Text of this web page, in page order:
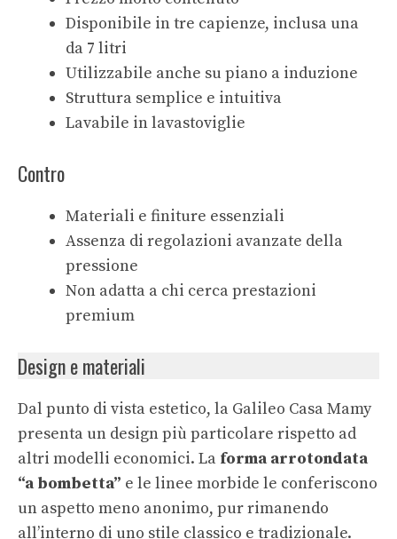
Disponibile in tre capienze, inclusa una
da 7 litri
Utilizzabile anche su piano a induzione
Struttura semplice e intuitiva
Lavabile in lavastoviglie
Contro
Materiali e finiture essenziali
Assenza di regolazioni avanzate della
pressione
Non adatta a chi cerca prestazioni
premium
Design e materiali
Dal punto di vista estetico, la Galileo Casa Mamy
presenta un design più particolare rispetto ad
altri modelli economici. La forma arrotondata
“a bombetta” e le linee morbide le conferiscono
un aspetto meno anonimo, pur rimanendo
all’interno di uno stile classico e tradizionale.